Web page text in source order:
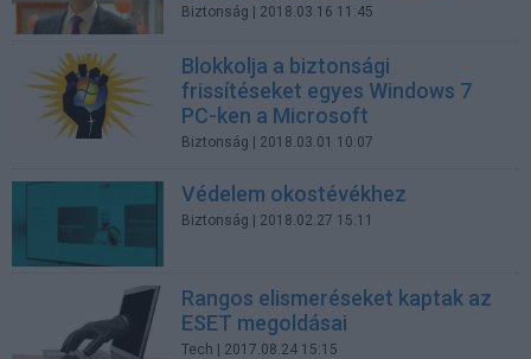
Biztonság | 2018.03.16 11:45
Blokkolja a biztonsági
frissítéseket egyes Windows 7
PC-ken a Microsoft
Biztonság | 2018.03.01 10:07
Védelem okostévékhez
Biztonság | 2018.02.27 15:11
Rangos elismeréseket kaptak az
ESET megoldásai
Tech | 2017.08.24 15:15